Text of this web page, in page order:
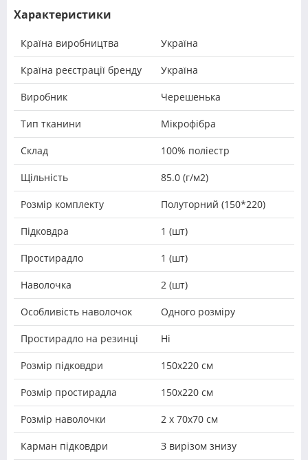
Характеристики
Країна виробництва Україна
Країна реєстрації бренду Україна
Виробник Черешенька
Тип тканини Мікрофібра
Склад 100% поліестр
Щільність 85.0 (г/м2)
Розмір комплекту Полуторний (150*220)
Підковдра 1 (шт)
Простирадло 1 (шт)
Наволочка 2 (шт)
Особливість наволочок Одного розміру
Простирадло на резинці Ні
Розмір підковдри 150х220 см
Розмір простирадла 150х220 см
Розмір наволочки 2 х 70х70 см
Карман підковдри З вирізом знизу